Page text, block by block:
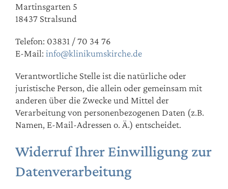
Martinsgarten 5
18437 Stralsund
Telefon: 03831 / 70 34 76
E-Mail: info@klinikumskirche.de
Verantwortliche Stelle ist die natürliche oder
juristische Person, die allein oder gemeinsam mit
anderen über die Zwecke und Mittel der
Verarbeitung von personenbezogenen Daten (z.B.
Namen, E-Mail-Adressen o. Ä.) entscheidet.
Widerruf Ihrer Einwilligung zur
Datenverarbeitung